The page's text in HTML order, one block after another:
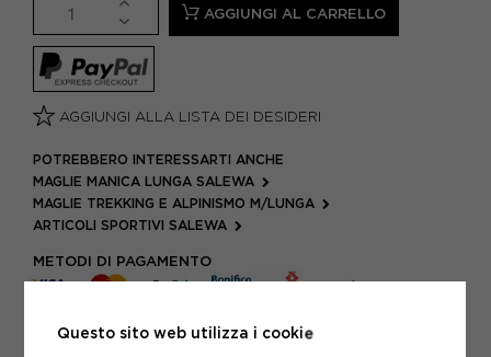
AGGIUNGI AL CARRELLO
AGGIUNGI ALLA LISTA DEI DESIDERI
POTREBBERO INTERESSARTI ANCHE
MAGLIE MANICA LUNGA SALEWA
MAGLIE TREKKING E ALPINISMO M/LUNGA
ARTICOLI SPORTIVI SALEWA
METODI DI PAGAMENTO
Questo sito web utilizza i cookie